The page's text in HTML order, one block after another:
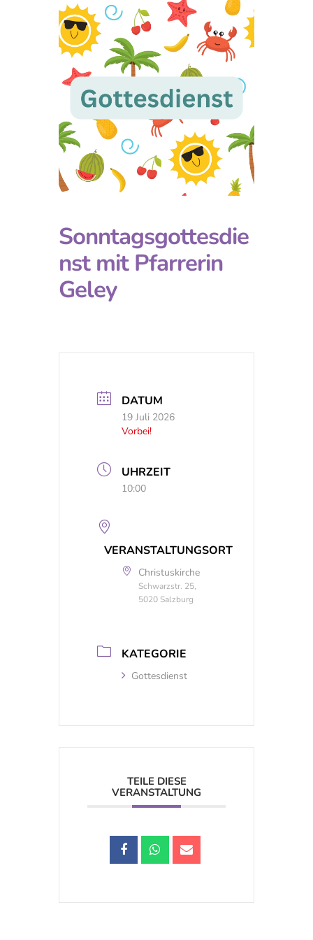
Sonntagsgottesdie
nst mit Pfarrerin
Geley
DATUM
19 Juli 2026
Vorbei!
UHRZEIT
10:00
VERANSTALTUNGSORT
Christuskirche
Schwarzstr. 25,
5020 Salzburg
KATEGORIE
Gottesdienst
TEILE DIESE
VERANSTALTUNG